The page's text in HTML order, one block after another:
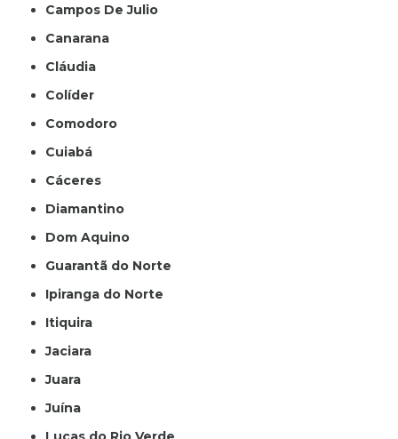
Campos De Julio
Canarana
Cláudia
Colíder
Comodoro
Cuiabá
Cáceres
Diamantino
Dom Aquino
Guarantã do Norte
Ipiranga do Norte
Itiquira
Jaciara
Juara
Juína